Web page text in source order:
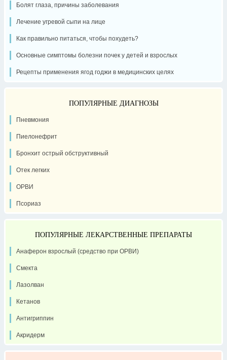
Болят глаза, причины заболевания
Лечение угревой сыпи на лице
Как правильно питаться, чтобы похудеть?
Основные симптомы болезни почек у детей и взрослых
Рецепты применения ягод годжи в медицинских целях
ПОПУЛЯРНЫЕ ДИАГНОЗЫ
Пневмония
Пиелонефрит
Бронхит острый обструктивный
Отек легких
ОРВИ
Псориаз
ПОПУЛЯРНЫЕ ЛЕКАРСТВЕННЫЕ ПРЕПАРАТЫ
Анаферон взрослый (средство при ОРВИ)
Смекта
Лазолван
Кетанов
Антигриппин
Акридерм